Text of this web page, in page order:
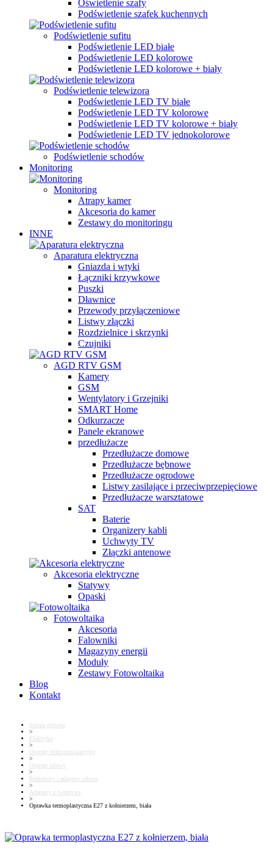
Oświetlenie szafy
Podświetlenie szafek kuchennych
Podświetlenie sufitu
Podświetlenie LED białe
Podświetlenie LED kolorowe
Podświetlenie LED kolorowe + biały
Podświetlenie telewizora
Podświetlenie LED TV białe
Podświetlenie LED TV kolorowe
Podświetlenie LED TV kolorowe + biały
Podświetlenie LED TV jednokolorowe
Podświetlenie schodów
Monitoring
Monitoring
Atrapy kamer
Akcesoria do kamer
Zestawy do monitoringu
INNE
Aparatura elektryczna
Gniazda i wtyki
Łączniki krzywkowe
Puszki
Dławnice
Przewody przyłączeniowe
Listwy złączki
Rozdzielnice i skrzynki
Czujniki
AGD RTV GSM
Kamery
GSM
Wentylatory i Grzejniki
SMART Home
Odkurzacze
Panele ekranowe
przedłużacze
Przedłużacze domowe
Przedłużacze bębnowe
Przedłużacze ogrodowe
Listwy zasilające i przeciwprzepięciowe
Przedłużacze warsztatowe
SAT
Baterie
Organizery kabli
Uchwyty TV
Złączki antenowe
Akcesoria elektryczne
Statywy
Opaski
Fotowoltaika
Akcesoria
Falowniki
Magazyny energii
Moduły
Zestawy Fotowoltaika
Blog
Kontakt
Strona główna
>
Elektryka
>
Osprzęt elektroinstalacyjny
>
Osprzęt siłowy
>
Reduktory i adaptery siłowe
>
Adaptery z tworzywa
>
Oprawka termoplastyczna E27 z kołnierzem, biała